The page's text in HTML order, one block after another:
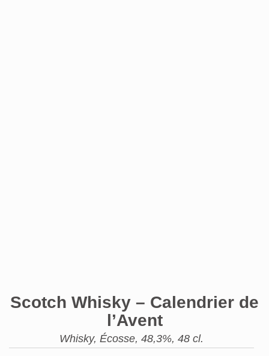
Scotch Whisky – Calendrier de
l’Avent
Whisky, Écosse, 48,3%, 48 cl.